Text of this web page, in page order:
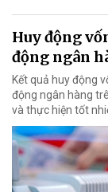
Huy động
động ngân
Kết quả huy động
động ngân hàng
và thực hiện tốt